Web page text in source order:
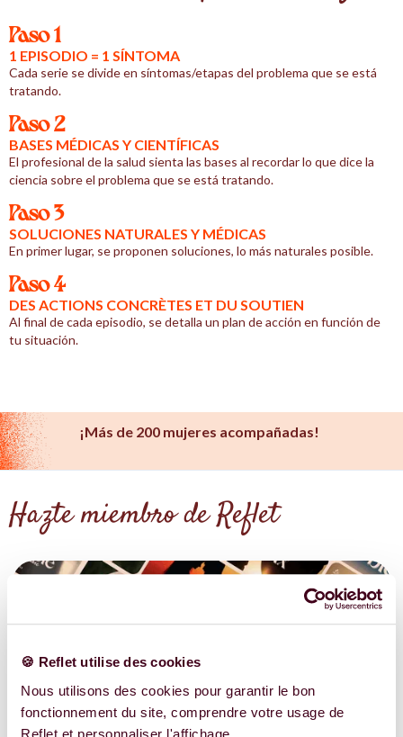
🍪 Reflet utilise des cookies
Nous utilisons des cookies pour garantir le bon
fonctionnement du site, comprendre votre usage de
Reflet et personnaliser l'affichage.
Paso 1
1 EPISODIO = 1 SÍNTOMA
Cada serie se divide en síntomas/etapas del problema que se está
tratando.
Paso 2
BASES MÉDICAS Y CIENTÍFICAS
El profesional de la salud sienta las bases al recordar lo que dice la
ciencia sobre el problema que se está tratando.
Paso 3
SOLUCIONES NATURALES Y MÉDICAS
En primer lugar, se proponen soluciones, lo más naturales posible.
Paso 4
DES ACTIONS CONCRÈTES ET DU SOUTIEN
Al final de cada episodio, se detalla un plan de acción en función de
tu situación.
¡Más de 200 mujeres acompañadas!
Hazte miembro de Reflet